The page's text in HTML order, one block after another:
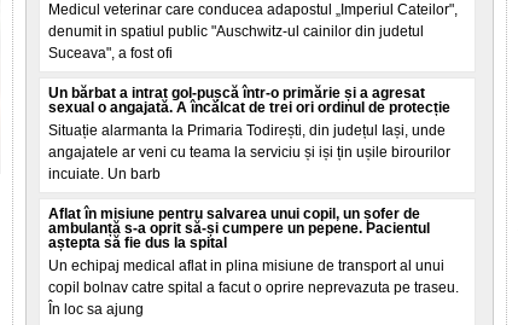
Medicul veterinar care conducea adapostul „Imperiul Cateilor",
denumit in spatiul public "Auschwitz-ul cainilor din judetul
Suceava", a fost ofi
Un bărbat a intrat gol-pușcă într-o primărie și a agresat
sexual o angajată. A încălcat de trei ori ordinul de protecție
Situație alarmanta la Primaria Todirești, din județul Iași, unde
angajatele ar veni cu teama la serviciu și iși țin ușile birourilor
incuiate. Un barb
Aflat în misiune pentru salvarea unui copil, un șofer de
ambulanță s-a oprit să-și cumpere un pepene. Pacientul
aștepta să fie dus la spital
Un echipaj medical aflat in plina misiune de transport al unui
copil bolnav catre spital a facut o oprire neprevazuta pe traseu.
În loc sa ajung